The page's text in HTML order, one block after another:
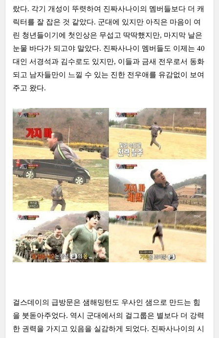
랐다. 각기 개성이 뚜렷하여 진짜사나이의 멤버들보다 더 캐
릭터를 잘 잡은 것 같았다. 군대에 있지만 아직은 마음이 여
린 청년들이기에 첫인상은 무섭고 딱딱했지만, 마지막 날은
눈물 바다가 되고야 말았다. 진짜사나이 멤버들도 이제는 40
대인 서경석과 김수로도 있지만, 이들과 금새 전우로서 동화
되고 남자들만이 느낄 수 있는 진한 전우애를 유감없이 보여
주고 왔다.
걸스데이의 급방문은 샘해밍턴도 우사인 샘으로 만드는 힘
을 붓돋아주었다. 역시 군대에서의 걸그룹은 별보다 더 강력
한 권력을 가지고 있음을 실감하게 되었다. 진짜사나이의 시